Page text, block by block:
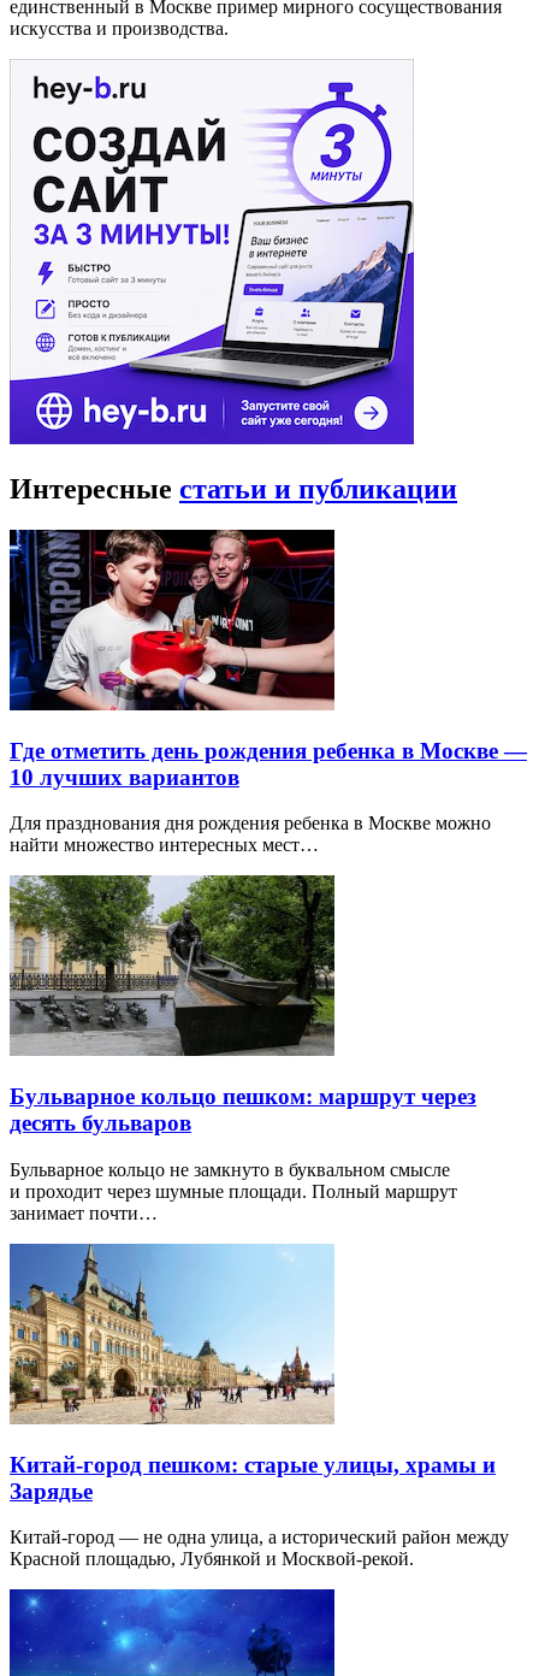
единственный в Москве пример мирного сосуществования
искусства и производства.
Интересные статьи и публикации
Где отметить день рождения ребенка в Москве —
10 лучших вариантов
Для празднования дня рождения ребенка в Москве можно
найти множество интересных мест…
Бульварное кольцо пешком: маршрут через
десять бульваров
Бульварное кольцо не замкнуто в буквальном смысле
и проходит через шумные площади. Полный маршрут
занимает почти…
Китай-город пешком: старые улицы, храмы и
Зарядье
Китай-город — не одна улица, а исторический район между
Красной площадью, Лубянкой и Москвой-рекой.